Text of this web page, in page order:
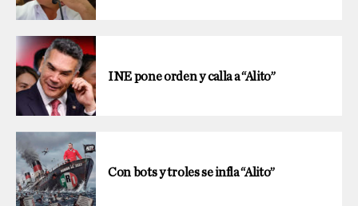
INE pone orden y calla a “Alito”
Con bots y troles se infla “Alito”